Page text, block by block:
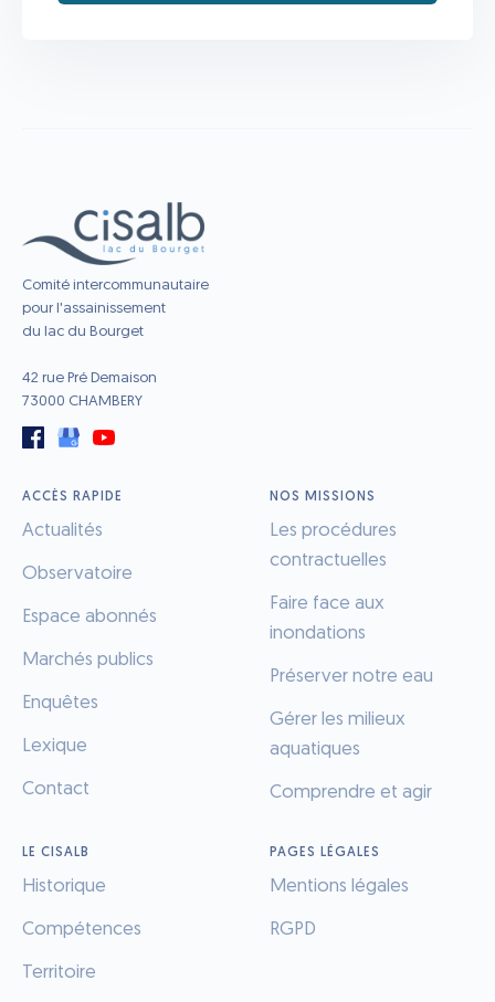
Comité intercommunautaire
pour l'assainissement
du lac du Bourget
42 rue Pré Demaison
73000 CHAMBERY
ACCÈS RAPIDE
Actualités
Observatoire
Espace abonnés
Marchés publics
Enquêtes
Lexique
Contact
NOS MISSIONS
Les procédures
contractuelles
Faire face aux
inondations
Préserver notre eau
Gérer les milieux
aquatiques
Comprendre et agir
LE CISALB
Historique
Compétences
Territoire
PAGES LÉGALES
Mentions légales
RGPD